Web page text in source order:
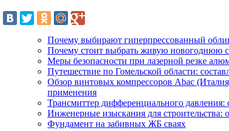
Почему выбирают гиперпрессованный
Почему стоит выбрать живую новогоднюю
Меры безопасности при лазерной резке
Путешествие по Гомельской области:
Обзор винтовых компрессоров Abac
применения
Трансмиттер дифференциального
Инженерные изыскания для строительства:
Фундамент на забивных ЖБ сваях